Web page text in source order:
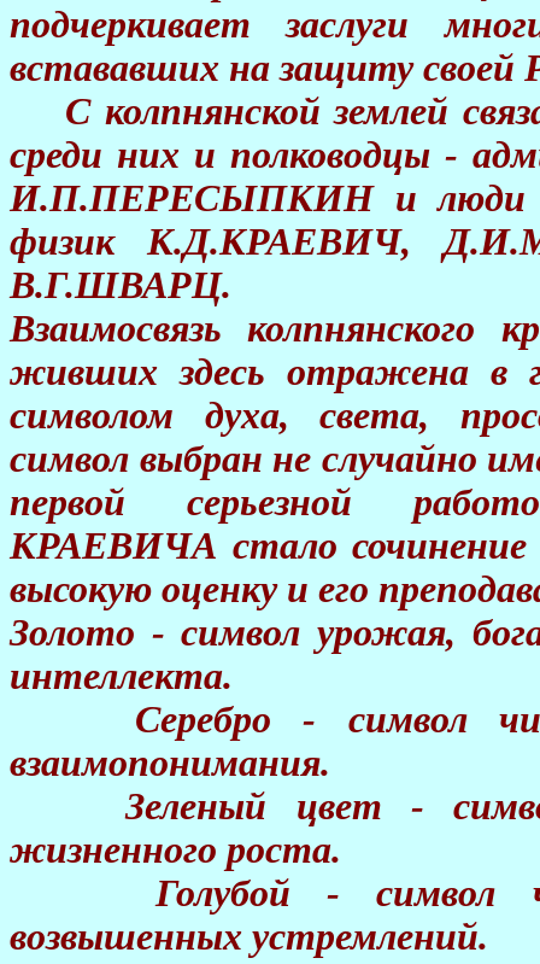
подчеркивает заслуги
встававших на защиту своей
С колпнянской землей
среди них и полководцы -
И.П.ПЕРЕСЫПКИН и люди
физик К.Д.КРАЕВИЧ,
В.Г.ШВАРЦ.
Взаимосвязь
живших здесь отражена в
символом духа, света,
символ выбран не случайно
первой серьезной
КРАЕВИЧА стало сочинение
высокую оценку и его
Золото - символ урожая,
интеллекта.
Серебро - символ
взаимопонимания.
Зеленый цвет - символ
жизненного роста.
Голубой - символ
возвышенных устремлений.